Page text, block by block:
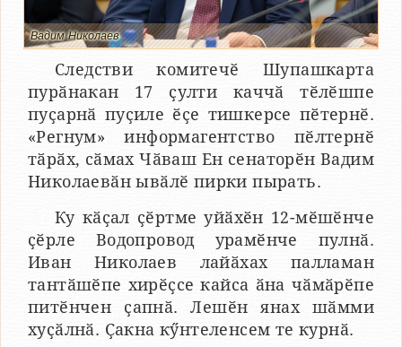
Вадим Николаев
Следстви комитечӗ Шупашкарта
пурӑнакан 17 ҫулти каччӑ тӗлӗшпе
пуҫарнӑ пуҫиле ӗҫе тишкерсе пӗтернӗ.
«Регнум» информагентство пӗлтернӗ
тӑрӑх, сӑмах Чӑваш Ен сенаторӗн Вадим
Николаевӑн ывӑлӗ пирки пырать.
Ку кӑҫал ҫӗртме уйӑхӗн 12-мӗшӗнче
ҫӗрле Водопровод урамӗнче пулнӑ.
Иван Николаев лайӑхах палламан
тантӑшӗпе хирӗҫсе кайса ӑна чӑмӑрӗпе
питӗнчен ҫапнӑ. Лешӗн янах шӑмми
хуҫӑлнӑ. Ҫакна кӳнтеленсем те курнӑ.